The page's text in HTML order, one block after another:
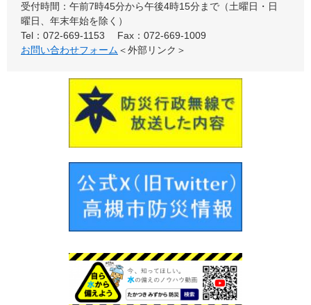
受付時間：午前7時45分から午後4時15分まで（土曜日・日
曜日、年末年始を除く）
Tel：072-669-1153
Fax：072-669-1009
お問い合わせフォーム ＜外部リンク＞